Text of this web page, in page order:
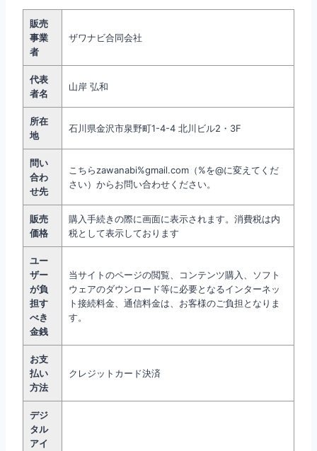
販売
事業
者
ザワナビ合同会社
代表
者名
山岸 弘和
所在
地
石川県金沢市泉野町1-4-4 北川ビル2・3F
問い
合わ
せ先
こちらzawanabi%gmail.com（%を@に変えてくだ
さい）からお問い合わせください。
販売
価格
購入手続きの際に画面に表示されます。消費税は内
税として表示しております
ユー
ザー
が負
担す
べき
金銭
当サイトのページの閲覧、コンテンツ購入、ソフト
ウェアのダウンロード等に必要となるインターネッ
ト接続料金、通信料金は、お客様のご負担となりま
す。
お支
払い
方法
クレジットカード決済
デジ
タル
アイ